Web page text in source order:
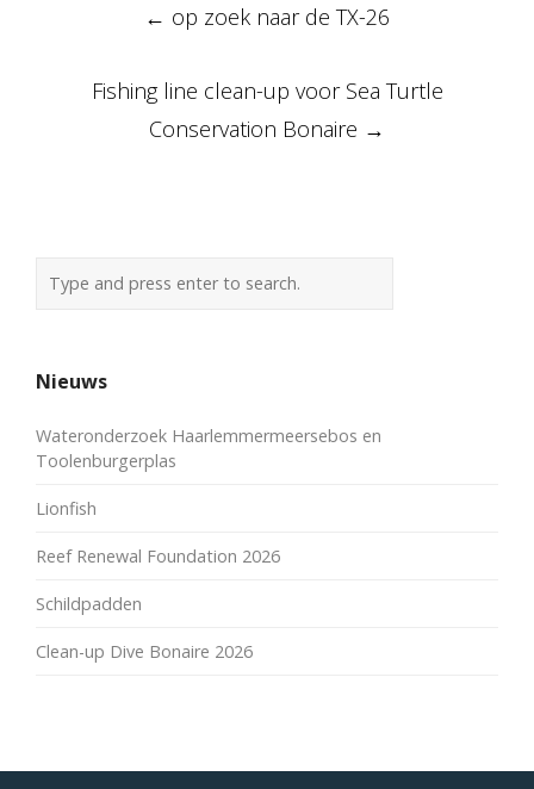
navigation
← op zoek naar de TX-26
Fishing line clean-up voor Sea Turtle
Conservation Bonaire →
Nieuws
Wateronderzoek Haarlemmermeersebos en
Toolenburgerplas
Lionfish
Reef Renewal Foundation 2026
Schildpadden
Clean-up Dive Bonaire 2026